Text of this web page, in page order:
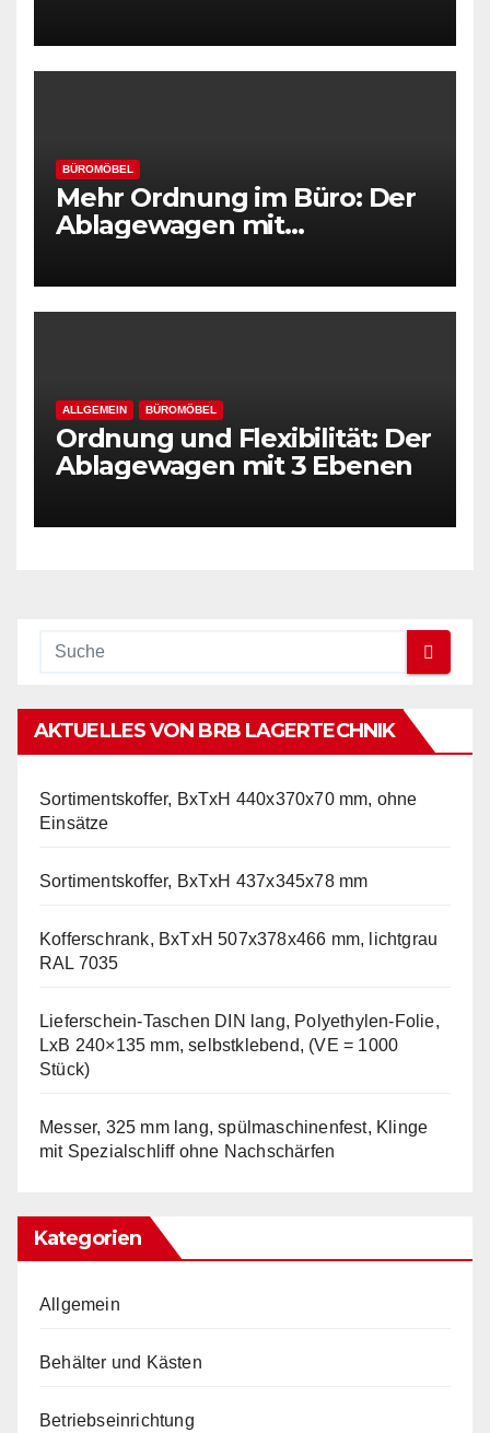
BÜROMÖBEL
Mehr Ordnung im Büro: Der
Ablagewagen mit
ALLGEMEIN BÜROMÖBEL
Ordnung und Flexibilität: Der
Ablagewagen mit 3 Ebenen
AKTUELLES VON BRB LAGERTECHNIK
Sortimentskoffer, BxTxH 440x370x70 mm, ohne
Einsätze
Sortimentskoffer, BxTxH 437x345x78 mm
Kofferschrank, BxTxH 507x378x466 mm, lichtgrau
RAL 7035
Lieferschein-Taschen DIN lang, Polyethylen-Folie,
LxB 240×135 mm, selbstklebend, (VE = 1000
Stück)
Messer, 325 mm lang, spülmaschinenfest, Klinge
mit Spezialschliff ohne Nachschärfen
Kategorien
Allgemein
Behälter und Kästen
Betriebseinrichtung